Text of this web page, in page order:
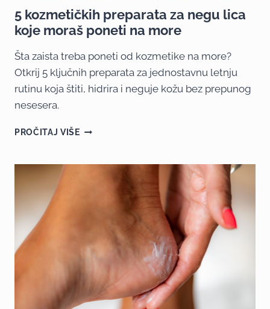
5 kozmetičkih preparata za negu lica
koje moraš poneti na more
Šta zaista treba poneti od kozmetike na more?
Otkrij 5 ključnih preparata za jednostavnu letnju
rutinu koja štiti, hidrira i neguje kožu bez prepunog
nesesera.
PROČITAJ VIŠE